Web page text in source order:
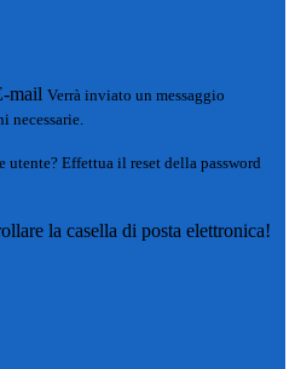
mail Verrà inviato un messaggio
necessarie.
utente? Effettua il reset della password
la casella di posta elettronica!